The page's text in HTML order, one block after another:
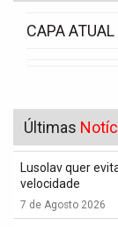
CAPA ATUAL
Últimas
Lusolav quer
velocidade
7 de Agosto 2026